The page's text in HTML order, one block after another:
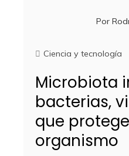
Por
Ciencia y tecnología
Microbiota
bacterias,
que
organismo